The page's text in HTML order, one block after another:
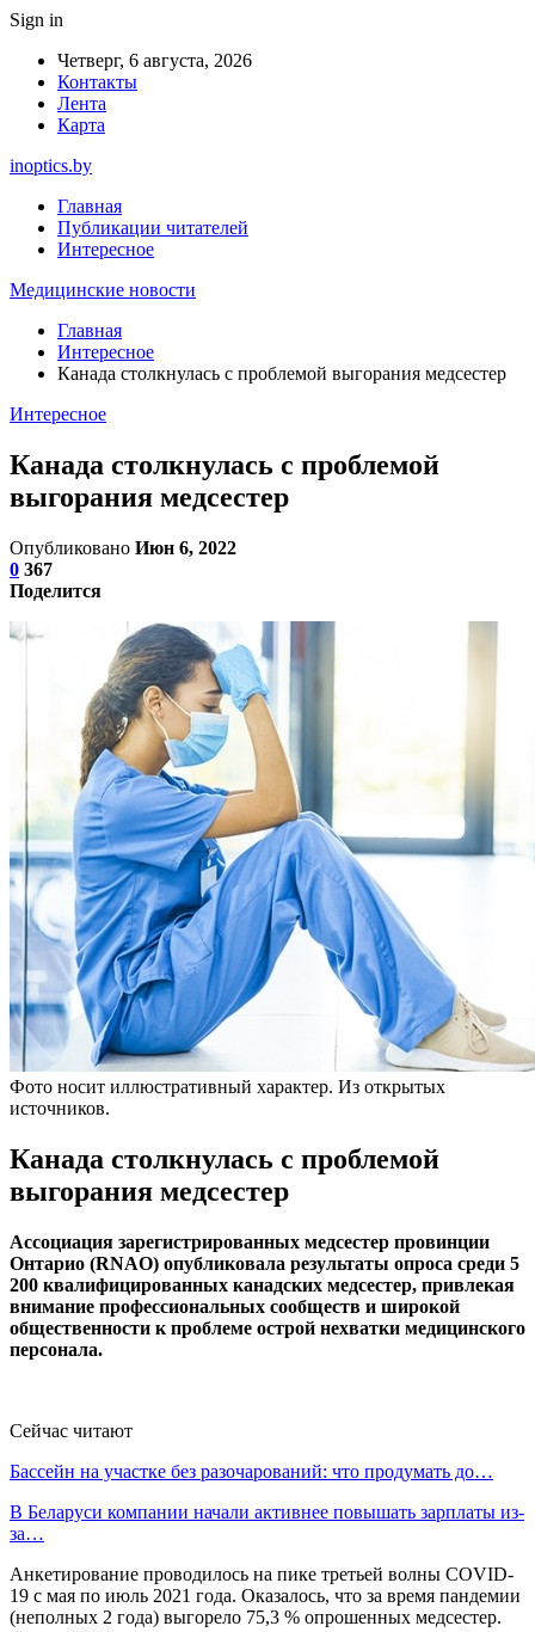
Sign in
Четверг, 6 августа, 2026
Контакты
Лента
Карта
inoptics.by
Главная
Публикации читателей
Интересное
Медицинские новости
Главная
Интересное
Канада столкнулась с проблемой выгорания медсестер
Интересное
Канада столкнулась с проблемой
выгорания медсестер
Опубликовано Июн 6, 2022
0 367
Поделится
Фото носит иллюстративный характер. Из открытых
источников.
Канада столкнулась с проблемой
выгорания медсестер
Ассоциация зарегистрированных медсестер провинции
Онтарио (RNAO) опубликовала результаты опроса среди 5
200 квалифицированных канадских медсестер, привлекая
внимание профессиональных сообществ и широкой
общественности к проблеме острой нехватки медицинского
персонала.
Сейчас читают
Бассейн на участке без разочарований: что продумать до…
В Беларуси компании начали активнее повышать зарплаты из-
за…
Анкетирование проводилось на пике третьей волны COVID-
19 с мая по июль 2021 года. Оказалось, что за время пандемии
(неполных 2 года) выгорело 75,3 % опрошенных медсестер.